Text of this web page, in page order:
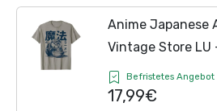
Anime Japanese
Vintage Store LU
Kawauso –
T-Shirt - Grau - S
Befristetes Angebot
17,99€